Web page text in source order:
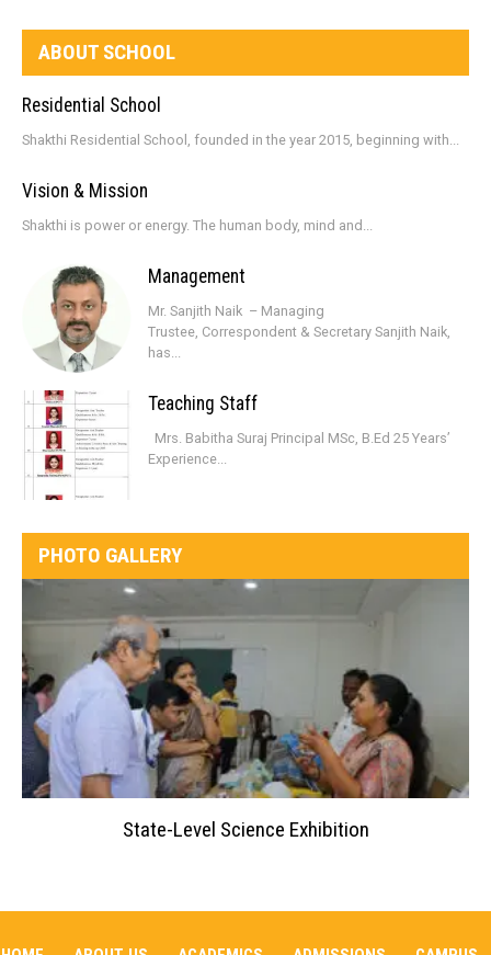
ABOUT SCHOOL
Residential School
Shakthi Residential School, founded in the year 2015, beginning with...
Vision & Mission
Shakthi is power or energy. The human body, mind and...
Management
Mr. Sanjith Naik – Managing
Trustee, Correspondent & Secretary Sanjith Naik,
has...
Teaching Staff
Mrs. Babitha Suraj Principal MSc, B.Ed 25 Years’
Experience...
PHOTO GALLERY
State-Level Science Exhibition